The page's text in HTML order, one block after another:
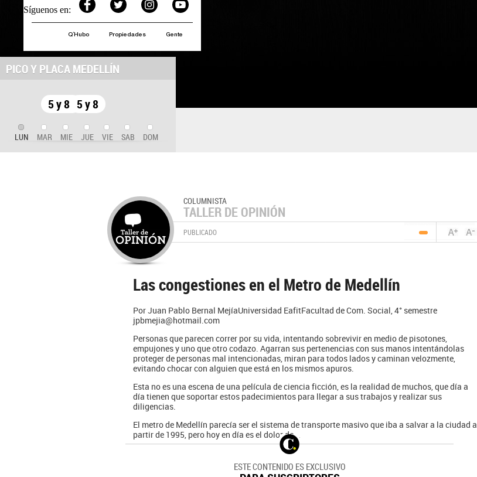
Síguenos en:
Q´Hubo Propiedades Gente
PICO Y PLACA MEDELLÍN
5 y 8 5 y 8
LUN MAR MIE JUE VIE SAB DOM
COLUMNISTA
TALLER DE OPINIÓN
PUBLICADO
Las congestiones en el Metro de Medellín
Por Juan Pablo Bernal MejíaUniversidad EafitFacultad de Com. Social, 4° semestre
jpbmejia@hotmail.com
Personas que parecen correr por su vida, intentando sobrevivir en medio de pisotones,
empujones y uno que otro codazo. Agarran sus pertenencias con sus manos intentándolas
proteger de personas mal intencionadas, miran para todos lados y caminan velozmente,
evitando chocar con alguien que está en los mismos apuros.
Esta no es una escena de una película de ciencia ficción, es la realidad de muchos, que día a
día tienen que soportar estos padecimientos para llegar a sus trabajos y realizar sus
diligencias.
El metro de Medellín parecía ser el sistema de transporte masivo que iba a salvar a la ciudad a
partir de 1995, pero hoy en día es el dolor de...
ESTE CONTENIDO ES EXCLUSIVO